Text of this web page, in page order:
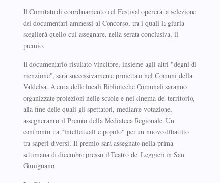
Il Comitato di coordinamento del Festival opererà la selezione
dei documentari ammessi al Concorso, tra i quali la giuria
sceglierà quello cui assegnare, nella serata conclusiva, il
premio.
Il documentario risultato vincitore, insieme agli altri "degni di
menzione", sarà successivamente proiettato nel Comuni della
Valdelsa. A cura delle locali Biblioteche Comunali saranno
organizzate proiezioni nelle scuole e nei cinema del territorio,
alla fine delle quali gli spettatori, mediante votazione,
assegneranno il Premio della Mediateca Regionale. Un
confronto tra "intellettuali e popolo" per un nuovo dibattito
tra saperi diversi. Il premio sarà assegnato nella prima
settimana di dicembre presso il Teatro dei Leggieri in San
Gimignano.